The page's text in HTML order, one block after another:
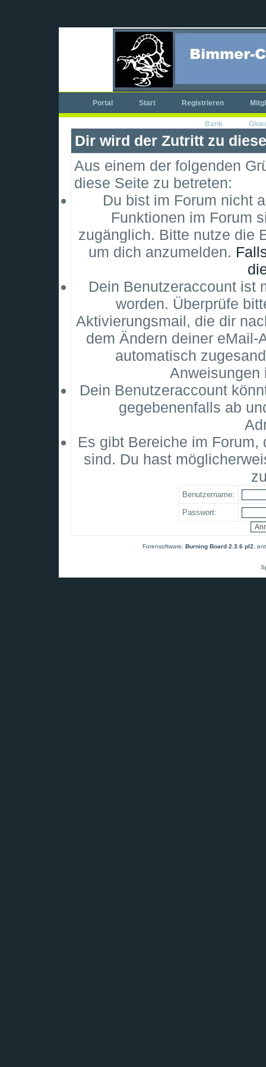
Portal Start Registrieren
Bank
Dir wird der Zutritt zu
Aus einem der folgenden
diese Seite zu betreten:
Du bist im Forum nicht
Funktionen im Forum
zugänglich. Bitte nutze die
um dich anzumelden.
Dein Benutzeraccount ist
worden. Überprüfe
Aktivierungsmail, die dir
dem Ändern deiner eMail-
automatisch
Anweisungen
Dein Benutzeraccount
gegebenenfalls ab
Es gibt Bereiche im
sind. Du hast
Benutzername:
Passwort:
Forensoftware: Burning Board 2.3.6 pl2 ,